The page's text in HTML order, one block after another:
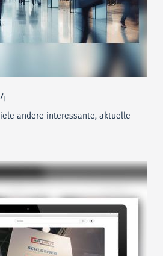
andere interessante, aktuelle